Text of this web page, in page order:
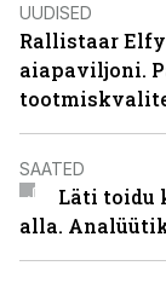
UUDISED
Rallistaar
aiapaviljoni.
SAATED
Läti toidu
alla.